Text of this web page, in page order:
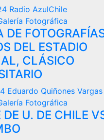
Radio AzulChile
Fotográfica
DE
DEL ESTADIO
CLÁSICO
Eduardo Quiñones Vargas
Fotográfica
DE U. DE CHILE